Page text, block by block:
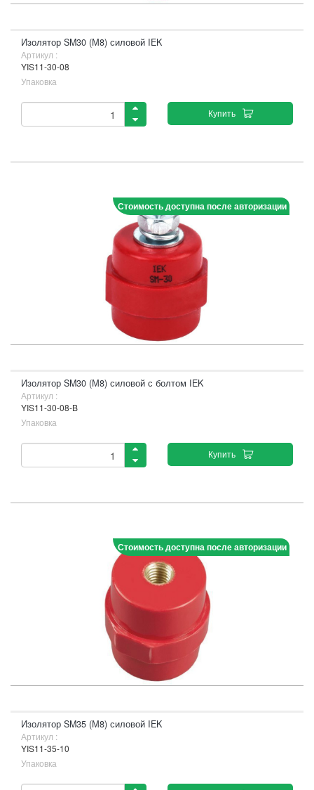
Изолятор SM30 (М8) силовой IEK
Артикул :
YIS11-30-08
Упаковка
Купить
Стоимость доступна после авторизации
Изолятор SM30 (М8) силовой с болтом IEK
Артикул :
YIS11-30-08-B
Упаковка
Купить
Стоимость доступна после авторизации
Изолятор SM35 (М8) силовой IEK
Артикул :
YIS11-35-10
Упаковка